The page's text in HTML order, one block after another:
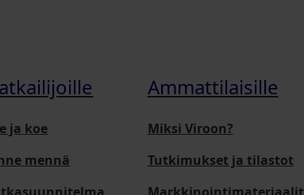
ja koe
mennä
Ammattilaisille
Miksi Viroon?
Tutkimukset ja tilastot